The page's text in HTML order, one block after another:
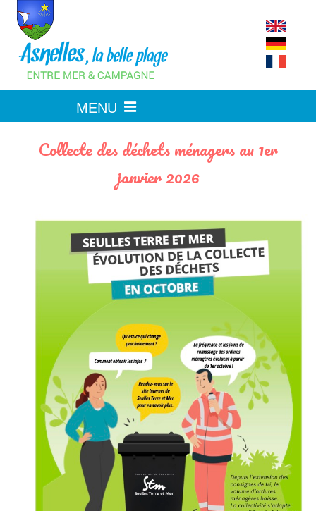
content
Collecte des déchets ménagers au 1er
janvier 2026